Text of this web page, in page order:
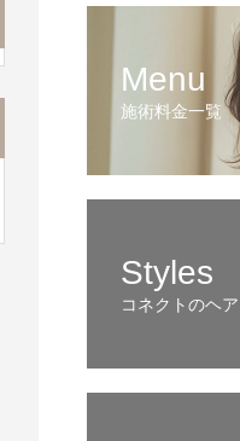
Menu
施術料金一覧
Styles
コネクトのヘ